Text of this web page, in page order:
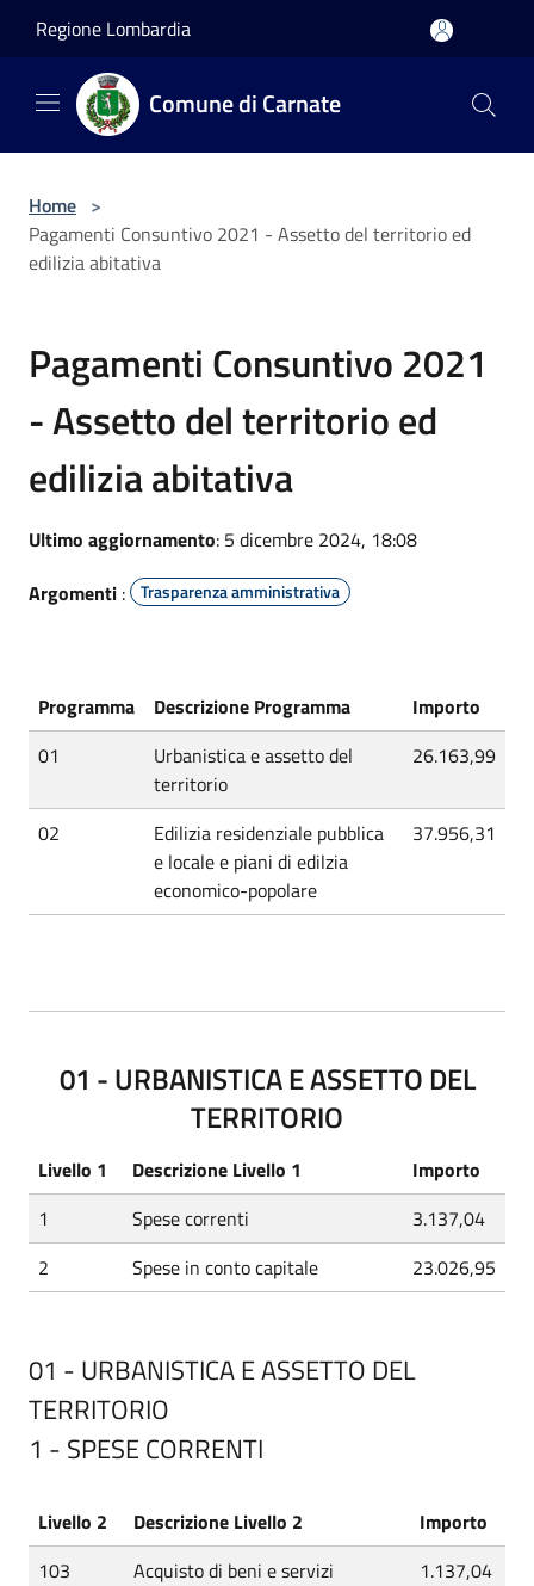
Regione Lombardia
Comune di Carnate
Home >
Pagamenti Consuntivo 2021 - Assetto del territorio ed
edilizia abitativa
Pagamenti Consuntivo 2021
- Assetto del territorio ed
edilizia abitativa
Ultimo aggiornamento: 5 dicembre 2024, 18:08
Argomenti : Trasparenza amministrativa
Programma Descrizione Programma
Importo
01
Urbanistica e assetto del
territorio
26.163,99
02
Edilizia residenziale pubblica
e locale e piani di edilzia
economico-popolare
37.956,31
01 - URBANISTICA E ASSETTO DEL
TERRITORIO
Livello 1 Descrizione Livello 1
Importo
1
Spese correnti
3.137,04
2
Spese in conto capitale 23.026,95
01 - URBANISTICA E ASSETTO DEL
TERRITORIO
1 - SPESE CORRENTI
Livello 2 Descrizione Livello 2
Importo
103
Acquisto di beni e servizi
1.137,04